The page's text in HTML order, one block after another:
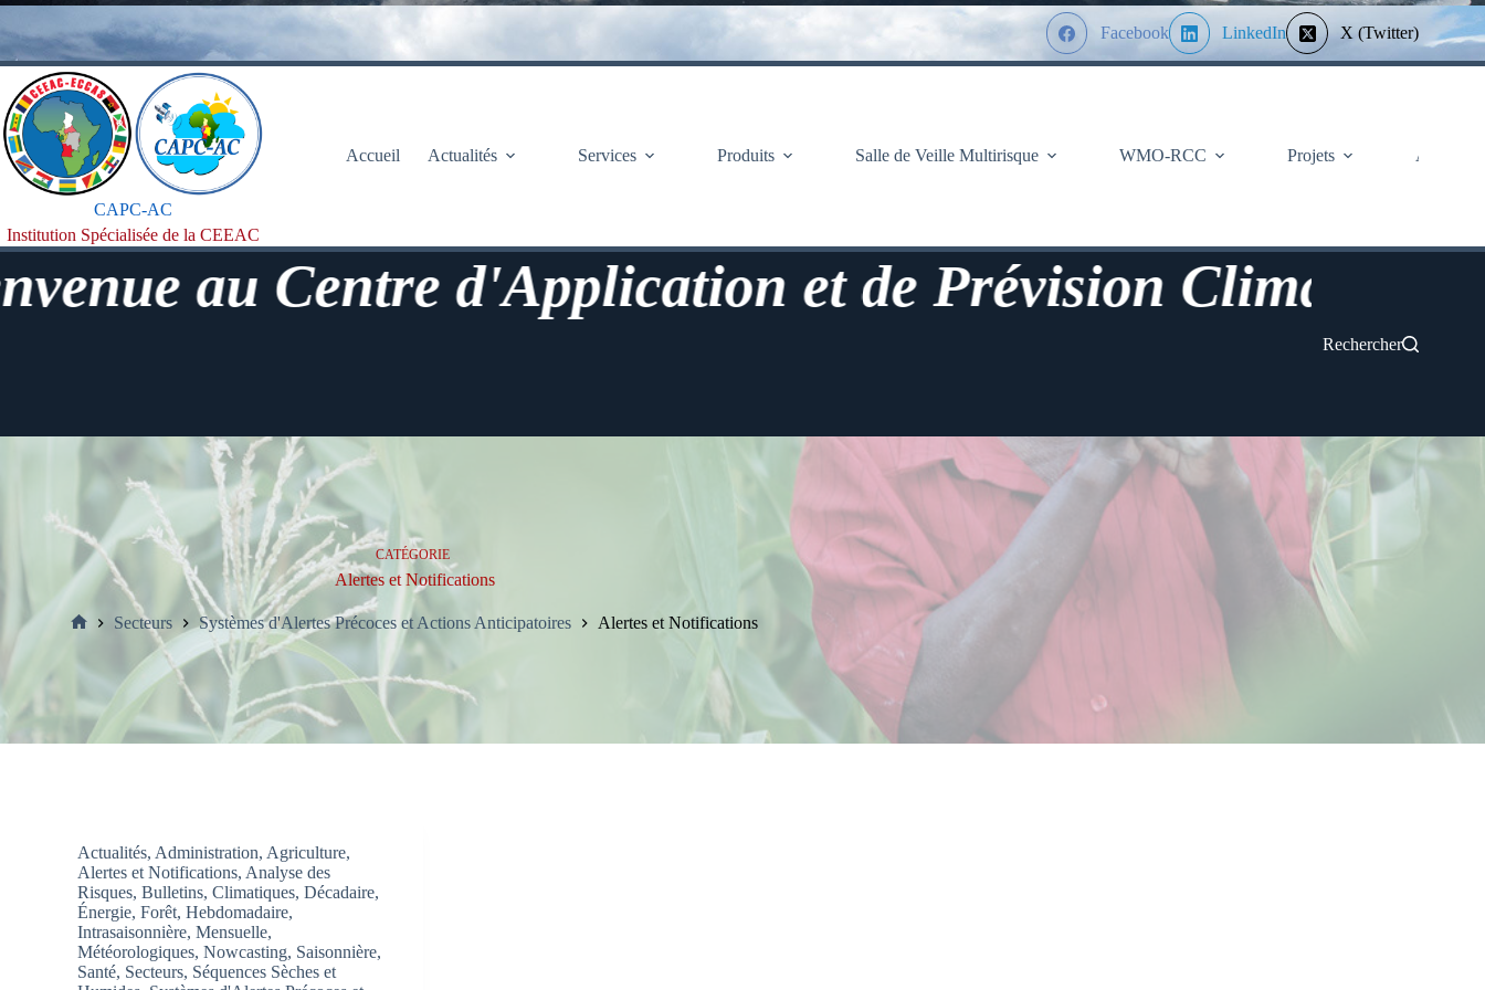
Passer
au
contenu
Facebook LinkedIn X (Twitter)
CAPC-AC
Institution Spécialisée de la CEEAC
Accueil Actualités Services Produits Salle de Veille Multirisque WMO-RCC Projets À Propos
au Centre d'Application et de Prévision Climatologique
Rechercher
CATÉGORIE
Alertes et Notifications
Secteurs Systèmes d'Alertes Précoces et Actions Anticipatoires Alertes et Notifications
Actualités, Administration, Agriculture,
Alertes et Notifications, Analyse des
Risques, Bulletins, Climatiques, Décadaire,
Énergie, Forêt, Hebdomadaire,
Intrasaisonnière, Mensuelle,
Météorologiques, Nowcasting, Saisonnière,
Santé, Secteurs, Séquences Sèches et